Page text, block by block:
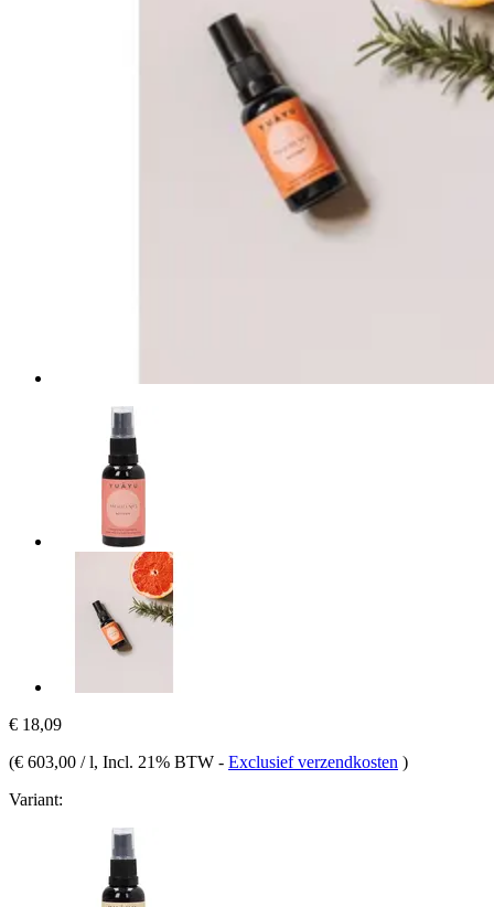
€ 18,09
(€ 603,00 / l, Incl. 21% BTW - Exclusief verzendkosten )
Variant: